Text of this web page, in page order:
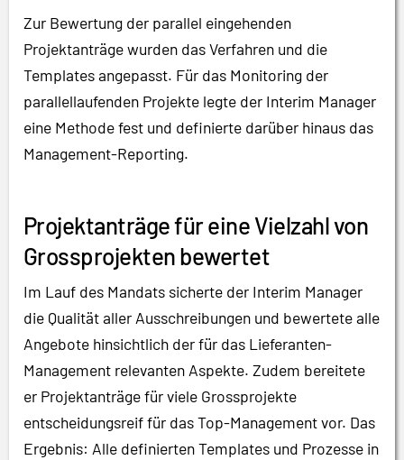
Zur Bewertung der parallel eingehenden
Projektanträge wurden das Verfahren und die
Templates angepasst. Für das Monitoring der
parallellaufenden Projekte legte der Interim Manager
eine Methode fest und definierte darüber hinaus das
Management-Reporting.
Projektanträge für eine Vielzahl von
Grossprojekten bewertet
Im Lauf des Mandats sicherte der Interim Manager
die Qualität aller Ausschreibungen und bewertete alle
Angebote hinsichtlich der für das Lieferanten-
Management relevanten Aspekte. Zudem bereitete
er Projektanträge für viele Grossprojekte
entscheidungsreif für das Top-Management vor. Das
Ergebnis: Alle definierten Templates und Prozesse in